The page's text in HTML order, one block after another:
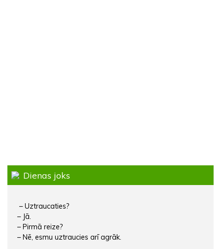
Dienas joks
– Uztraucaties?
– Jā.
– Pirmā reize?
– Nē, esmu uztraucies arī agrāk.